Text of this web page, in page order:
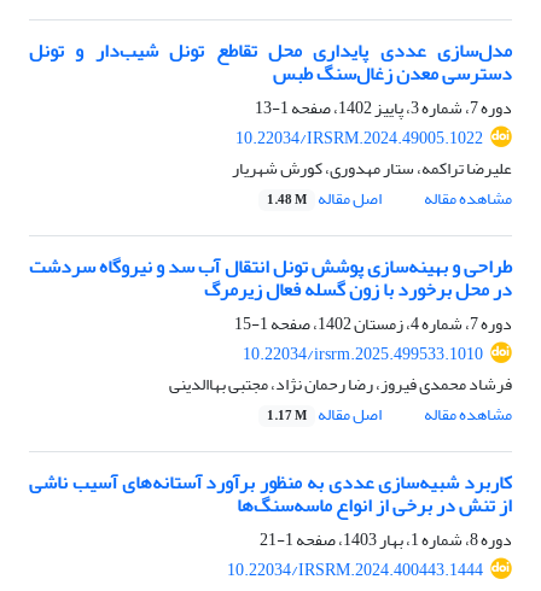
مدل‌سازی عددی پایداری محل تقاطع تونل شیب‌دار و تونل
دسترسی معدن زغال‌سنگ طبس
دوره 7، شماره 3، پاییز 1402، صفحه
1-13
10.22034/IRSRM.2024.49005.1022
علیرضا تراکمه، ستار مهدوری، کورش شهریار
مشاهده مقاله
اصل مقاله 1.48 M
طراحی و بهینه‌سازی پوشش تونل انتقال آب سد و نیروگاه سردشت
در محل برخورد با زون گسله فعال زیرمرگ
دوره 7، شماره 4، زمستان 1402، صفحه
1-15
10.22034/irsrm.2025.499533.1010
فرشاد محمدی فیروز، رضا رحمان نژاد، مجتبی بهاالدینی
مشاهده مقاله
اصل مقاله 1.17 M
کاربرد شبیه‌سازی عددی به منظور برآورد آستانه‌های آسیب ناشی
از تنش در برخی از انواع ماسه‌سنگ‌ها
دوره 8، شماره 1، بهار 1403، صفحه
1-21
10.22034/IRSRM.2024.400443.1444